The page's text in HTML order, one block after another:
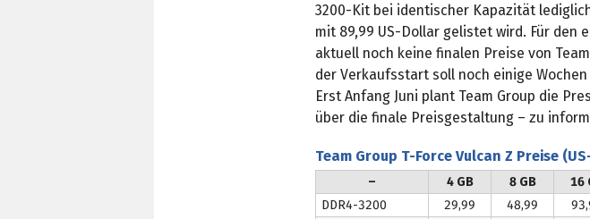
3200-Kit bei identischer Kapazität
mit 89,99 US-Dollar gelistet wird. Für den
aktuell noch keine finalen Preise von
der Verkaufsstart soll noch einige
Erst Anfang Juni plant Team Group die
über die finale Preisgestaltung – zu
Team Group T-Force Vulcan Z Preise
– 4 GB 8 GB 16
DDR4-3200
29,99 48,99